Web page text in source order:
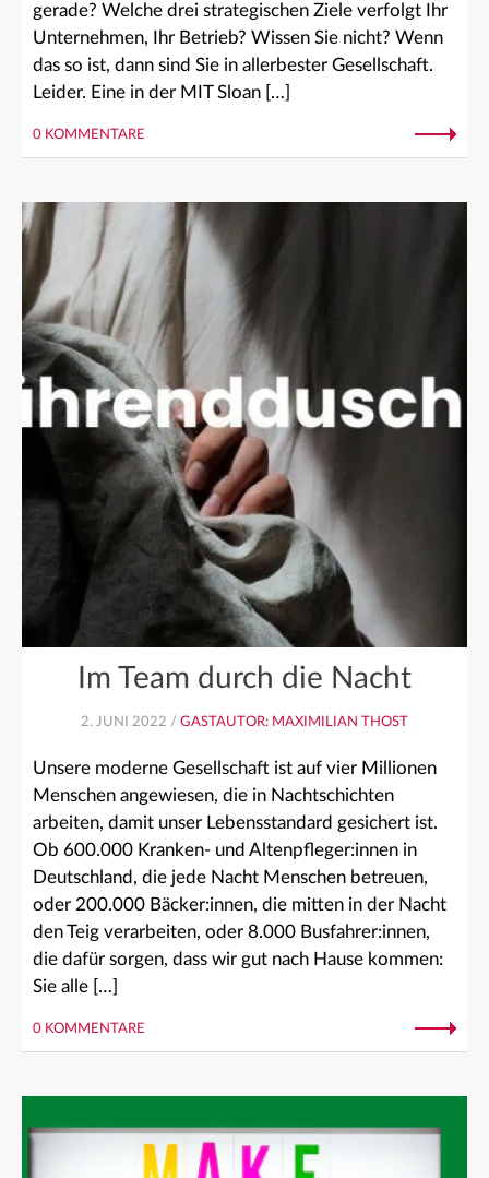
gerade? Welche drei strategischen Ziele verfolgt Ihr
Unternehmen, Ihr Betrieb? Wissen Sie nicht? Wenn
das so ist, dann sind Sie in allerbester Gesellschaft.
Leider. Eine in der MIT Sloan […]
0 KOMMENTARE
Im Team durch die Nacht
2. JUNI 2022 / GASTAUTOR: MAXIMILIAN THOST
Unsere moderne Gesellschaft ist auf vier Millionen
Menschen angewiesen, die in Nachtschichten
arbeiten, damit unser Lebensstandard gesichert ist.
Ob 600.000 Kranken- und Altenpfleger:innen in
Deutschland, die jede Nacht Menschen betreuen,
oder 200.000 Bäcker:innen, die mitten in der Nacht
den Teig verarbeiten, oder 8.000 Busfahrer:innen,
die dafür sorgen, dass wir gut nach Hause kommen:
Sie alle […]
0 KOMMENTARE